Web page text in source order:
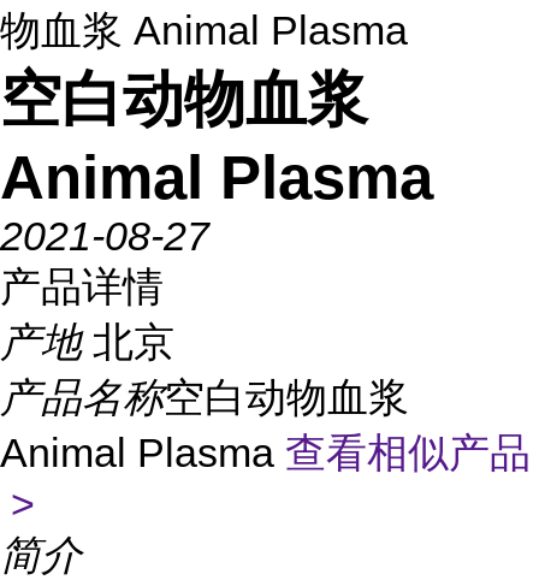
物血浆 Animal Plasma
空白动物血浆
Animal Plasma
2021-08-27
产品详情
产地 北京
产品名称空白动物血浆
Animal Plasma 查看相似产品
>
简介